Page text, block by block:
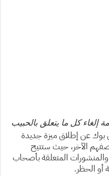
كل ما يتعلق بالحبيب
بوك عن إطلاق ميزة جديدة
الآخر، حيث ستتيح
والمنشورات المتعلقة بأصحاب
أو الحظر.